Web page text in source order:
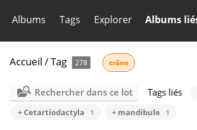
Albums Tags Explorer Albums
Accueil /Tag 278 crâne
Rechercher dans ce lot Tags liés
+ Cetartiodactyla
1 + mandibule 1